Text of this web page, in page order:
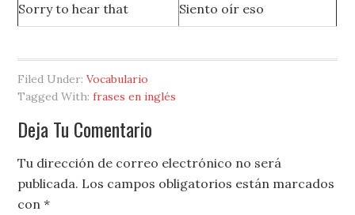
Sorry to hear that Siento oír eso
Filed Under:Vocabulario
Tagged With:frases en inglés
Deja Tu Comentario
Tu dirección de correo electrónico no será
publicada. Los campos obligatorios están marcados
con*